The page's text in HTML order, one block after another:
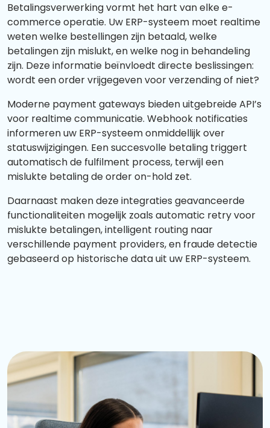
Betalingsverwerking vormt het hart van elke e-
commerce operatie. Uw ERP-systeem moet realtime
weten welke bestellingen zijn betaald, welke
betalingen zijn mislukt, en welke nog in behandeling
zijn. Deze informatie beïnvloedt directe beslissingen:
wordt een order vrijgegeven voor verzending of niet?
Moderne payment gateways bieden uitgebreide API’s
voor realtime communicatie. Webhook notificaties
informeren uw ERP-systeem onmiddellijk over
statuswijzigingen. Een succesvolle betaling triggert
automatisch de fulfilment process, terwijl een
mislukte betaling de order on-hold zet.
Daarnaast maken deze integraties geavanceerde
functionaliteiten mogelijk zoals automatic retry voor
mislukte betalingen, intelligent routing naar
verschillende payment providers, en fraude detectie
gebaseerd op historische data uit uw ERP-systeem.